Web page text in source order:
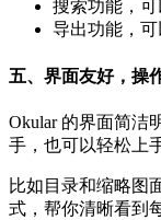
搜索功能，
导出功能，
五、界面友好，操
Okular 的界面简洁
手，也可以轻松上
比如目录和缩略图
式，帮你清晰看到